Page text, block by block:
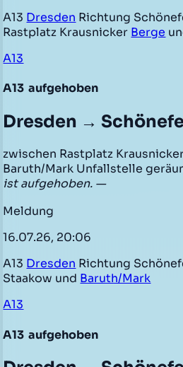
A13 Dresden Richtung
Rastplatz Krausnicker Berge
A13
A13 aufgehoben
Dresden →
zwischen Rastplatz
Baruth/Mark Unfallstelle
ist aufgehoben. —
Meldung
16.07.26, 20:06
A13 Dresden Richtung
Staakow und Baruth/Mark
A13
A13 aufgehoben